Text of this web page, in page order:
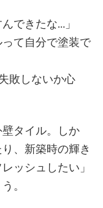
できたな…」
って自分で塗装で
敗しないか心
タイル。しか
、新築時の輝き
ッシュしたい」
。